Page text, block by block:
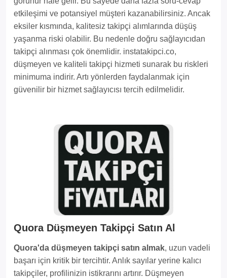
etkileşimi ve potansiyel müşteri kazanabilirsiniz. Ancak
eksiler kısmında, kalitesiz takipçi alımlarında düşüş
yaşanma riski olabilir. Bu nedenle doğru sağlayıcıdan
takipçi alınması çok önemlidir. instatakipci.co,
düşmeyen ve kaliteli takipçi hizmeti sunarak bu riskleri
minimuma indirir. Artı yönlerden faydalanmak için
güvenilir bir hizmet sağlayıcısı tercih edilmelidir.
Quora Düşmeyen Takipçi Satın Al
Quora'da düşmeyen takipçi satın almak, uzun vadeli
başarı için kritik bir tercihtir. Anlık sayılar yerine kalıcı
takipçiler, profilinizin istikrarını artırır. Düşmeyen